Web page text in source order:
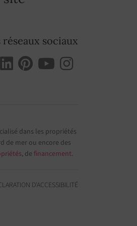
sociaux
dans les propriétés
de mer ou encore des
, de financement.
D'ACCESSIBILITÉ